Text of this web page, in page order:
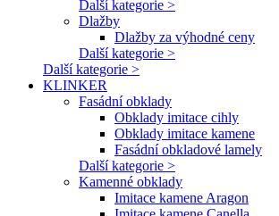
Další kategorie >
Dlažby
Dlažby za výhodné ceny
Další kategorie >
Další kategorie >
KLINKER
Fasádní obklady
Obklady imitace cihly
Obklady imitace kamene
Fasádní obkladové lamely
Další kategorie >
Kamenné obklady
Imitace kamene Aragon